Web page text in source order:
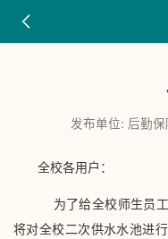
发布单位: 后勤保
全校各用户：
为了给全校师生员工
将对全校二次供水水池进